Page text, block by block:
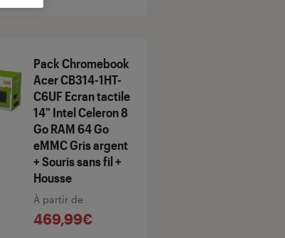
Pack Chromebook
Acer CB314-1HT-
C6UF Ecran tactile
14" Intel Celeron 8
Go RAM 64 Go
eMMC Gris argent
+ Souris sans fil +
Housse
À partir de
469,99€